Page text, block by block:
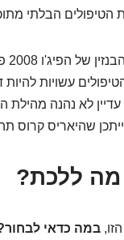
הטיפולים הבלתי
עשויות
שהיאריס קרוס
מה ללכת?
במה כדאי